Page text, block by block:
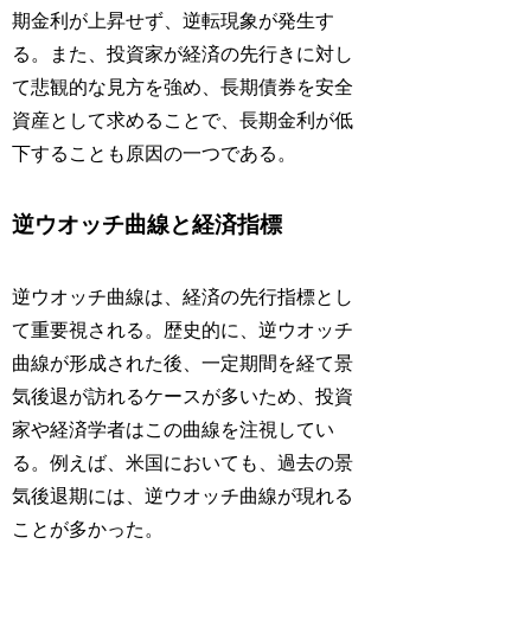
期金利が上昇せず、逆転現象が発生す
る。また、投資家が経済の先行きに対し
て悲観的な見方を強め、長期債券を安全
資産として求めることで、長期金利が低
下することも原因の一つである。
逆ウオッチ曲線と経済指標
逆ウオッチ曲線は、経済の先行指標とし
て重要視される。歴史的に、逆ウオッチ
曲線が形成された後、一定期間を経て景
気後退が訪れるケースが多いため、投資
家や経済学者はこの曲線を注視してい
る。例えば、米国においても、過去の景
気後退期には、逆ウオッチ曲線が現れる
ことが多かった。